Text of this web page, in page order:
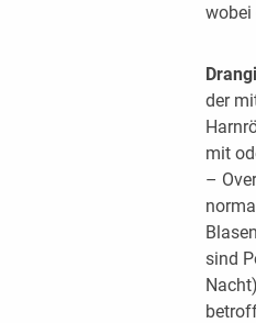
wobei
der
mit
–
sind